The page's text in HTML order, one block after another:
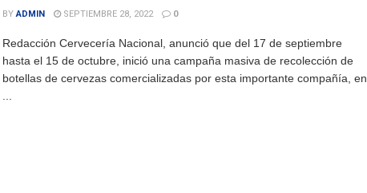
BY ADMIN SEPTIEMBRE 28, 2022 0
Redacción Cervecería Nacional, anunció que del 17 de septiembre
hasta el 15 de octubre, inició una campaña masiva de recolección de
botellas de cervezas comercializadas por esta importante compañía, en